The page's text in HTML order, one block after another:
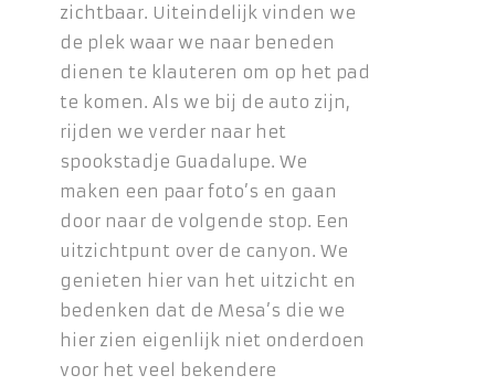
zichtbaar. Uiteindelijk vinden we
de plek waar we naar beneden
dienen te klauteren om op het pad
te komen. Als we bij de auto zijn,
rijden we verder naar het
spookstadje Guadalupe. We
maken een paar foto’s en gaan
door naar de volgende stop. Een
uitzichtpunt over de canyon. We
genieten hier van het uitzicht en
bedenken dat de Mesa’s die we
hier zien eigenlijk niet onderdoen
voor het veel bekendere